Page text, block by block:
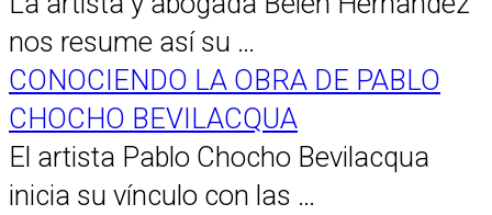
nos resume así su …
CONOCIENDO LA OBRA DE PABLO
CHOCHO BEVILACQUA
El artista Pablo Chocho Bevilacqua
inicia su vínculo con las …